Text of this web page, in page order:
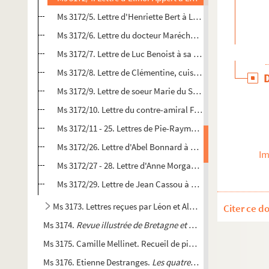
Ms 3172/5. Lettre d'Henriette Bert à Léonie Benoist
Ms 3172/6. Lettre du docteur Maréchal à Léonie Benoist
Ms 3172/7. Lettre de Luc Benoist à sa mère Léonie
Ms 3172/8. Lettre de Clémentine, cuisinière de la famille à
Ms 3172/9. Lettre de soeur Marie du Sacré-Coeur de
Ms 3172/10. Lettre du contre-amiral Fatou à Luc Benoist
Ms 3172/11 - 25. Lettres de Pie-Raymond Régamey à Luc
Ms 3172/26. Lettre d'Abel Bonnard à Luc Benoist
Ms 3172/27 - 28. Lettre d'Anne Morgan, de la banque
Ms 3172/29. Lettre de Jean Cassou à Luc Benoist
Ms 3173. Lettres reçues par Léon et Alphonse Séché
Ms 3174. Revue illustrée de Bretagne et d'Anjou
Ms 3175. Camille Mellinet. Recueil de pièces de théâtre
Ms 3176. Etienne Destranges. Les quatre journées d'Alfred
Citer ce